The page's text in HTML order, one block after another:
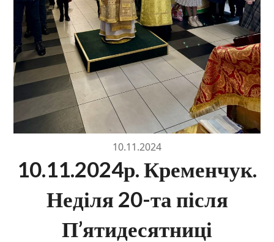
10.11.2024
10.11.2024р. Кременчук.
Неділя 20-та після
П’ятидесятниці